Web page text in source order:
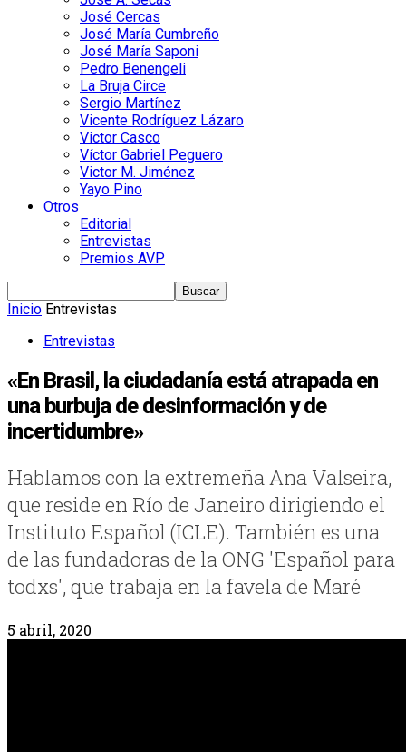
José Cercas
José María Cumbreño
José María Saponi
Pedro Benengeli
La Bruja Circe
Sergio Martínez
Vicente Rodríguez Lázaro
Victor Casco
Víctor Gabriel Peguero
Victor M. Jiménez
Yayo Pino
Otros
Editorial
Entrevistas
Premios AVP
Inicio Entrevistas
Entrevistas
«En Brasil, la ciudadanía está atrapada en
una burbuja de desinformación y de
incertidumbre»
Hablamos con la extremeña Ana Valseira,
que reside en Río de Janeiro dirigiendo el
Instituto Español (ICLE). También es una
de las fundadoras de la ONG 'Español para
todxs', que trabaja en la favela de Maré
5 abril, 2020